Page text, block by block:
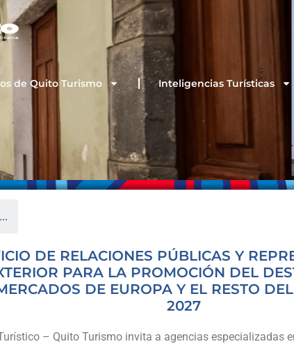
de Quito Turismo Inteligencias Turísticas
DE RELACIONES PÚBLICAS Y
PARA LA PROMOCIÓN DEL
DE EUROPA Y EL RESTO
2027
– Quito Turismo invita a agencias especializadas